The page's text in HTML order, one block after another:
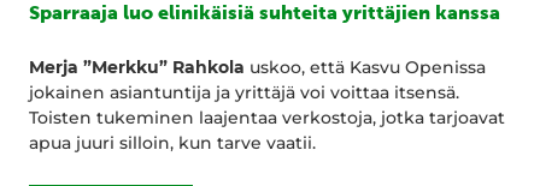
Sparraaja luo elinikäisiä suhteita yrittäjien kanssa
Merja ”Merkku” Rahkola uskoo, että Kasvu Openissa
jokainen asiantuntija ja yrittäjä voi voittaa itsensä.
Toisten tukeminen laajentaa verkostoja, jotka tarjoavat
apua juuri silloin, kun tarve vaatii.